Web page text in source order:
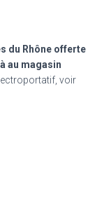
du Rhône offerte
au magasin
voir